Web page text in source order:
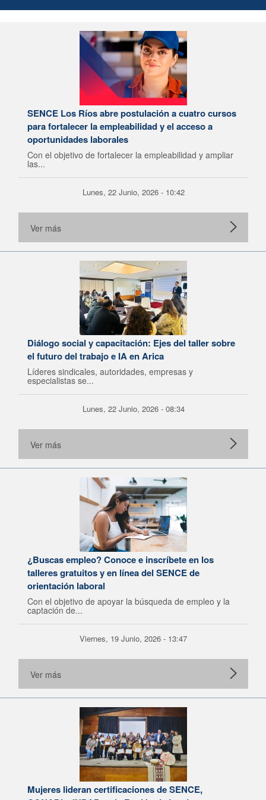
SENCE Los Ríos abre postulación a cuatro cursos
para fortalecer la empleabilidad y el acceso a
oportunidades laborales
Con el objetivo de fortalecer la empleabilidad y ampliar
las...
Lunes, 22 Junio, 2026 - 10:42
Ver más
Diálogo social y capacitación: Ejes del taller sobre
el futuro del trabajo e IA en Arica
Líderes sindicales, autoridades, empresas y
especialistas se...
Lunes, 22 Junio, 2026 - 08:34
Ver más
¿Buscas empleo? Conoce e inscríbete en los
talleres gratuitos y en línea del SENCE de
orientación laboral
Con el objetivo de apoyar la búsqueda de empleo y la
captación de...
Viernes, 19 Junio, 2026 - 13:47
Ver más
Mujeres lideran certificaciones de SENCE,